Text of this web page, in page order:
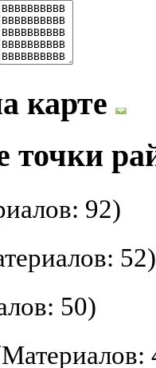
карте
точки
92)
52)
50)